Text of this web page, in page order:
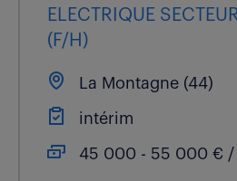
ELECTRIQUE
(F/H)
La Montagne (44)
intérim
45 000 - 55 000 € /